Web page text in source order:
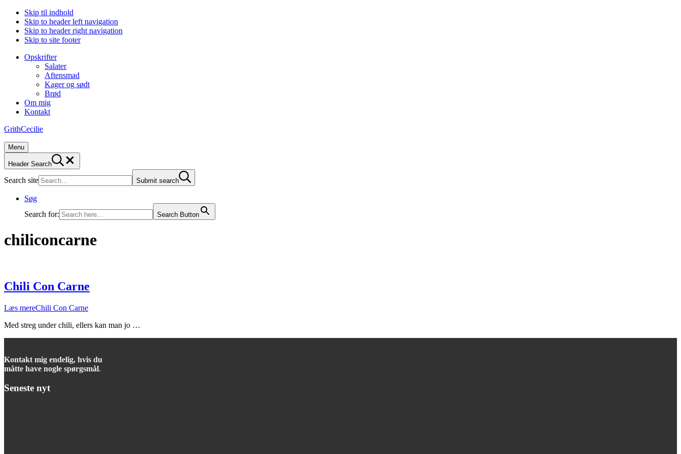
Skip til indhold
Skip to header left navigation
Skip to header right navigation
Skip to site footer
Opskrifter
Salater
Aftensmad
Kager og sødt
Brød
Om mig
Kontakt
GrithCecilie
Menu
Header Search
Search site Submit search
Søg
Search for:
Search Button
chiliconcarne
Chili Con Carne
Læs mereChili Con Carne
Med streg under chili, ellers kan man jo …
Kontakt mig endelig, hvis du
måtte have nogle spørgsmål.
Seneste nyt